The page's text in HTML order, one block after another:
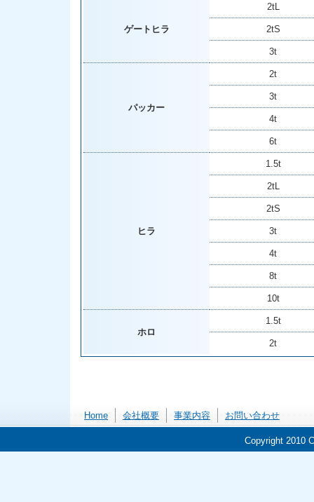
ゲートヒラ
2tL
2tS
3t
パッカー
2t
3t
4t
6t
ヒラ
1.5t
2tL
2tS
3t
4t
8t
10t
ホロ
1.5t
2t
Home 会社概要 事業内容 お問い合わせ
Copyright 2010